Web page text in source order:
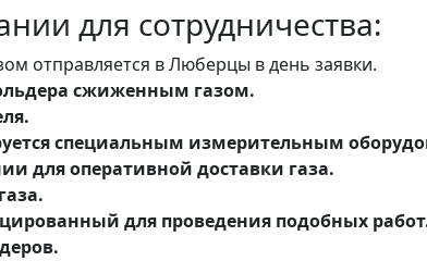
для сотрудничества:
отправляется в Люберцы в день заявки.
сжиженным газом.
специальным измерительным
для оперативной доставки газа.
для проведения подобных